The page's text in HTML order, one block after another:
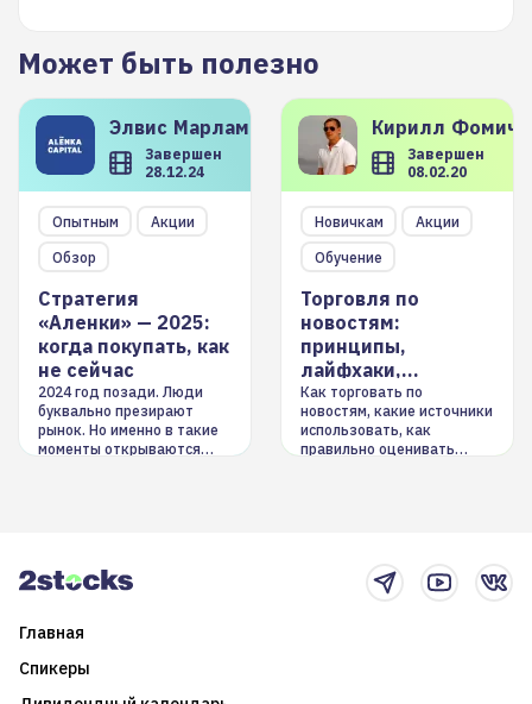
Может быть полезно
Элвис Марламов
Завершен
28.12.24
Опытным
Акции
Обзор
Стратегия
«Аленки» — 2025:
когда покупать, как
не сейчас
2024 год позади. Люди
буквально презирают
рынок. Но именно в такие
моменты открываются
Кирилл
Завершен
08.02.20
Новичкам
Акции
Обучение
Торговля по
новостям:
принципы,
лайфхаки,
инструменты
Как торговать по
новостям, какие источники
использовать, как
правильно оценивать
Главная
Спикеры